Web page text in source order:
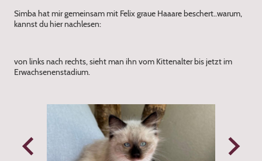
Simba hat mir gemeinsam mit Felix graue Haaare beschert..warum,
kannst du hier nachlesen:
von links nach rechts, sieht man ihn vom Kittenalter bis jetzt im
Erwachsenenstadium.